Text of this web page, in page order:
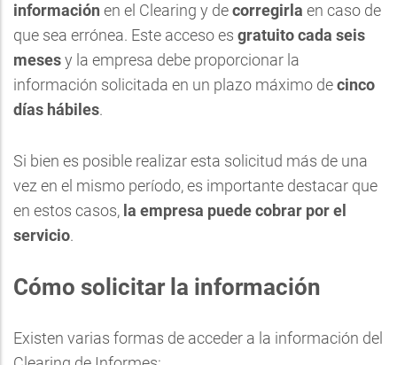
información en el Clearing y decorregirla en caso de
que sea errónea. Este acceso es gratuito cada seis
mesesy la empresa debe proporcionar la
información solicitada en un plazo máximo decinco
días hábiles.
Si bien es posible realizar esta solicitud más de una
vez en el mismo período, es importante destacar que
en estos casos, la empresa puede cobrar por el
servicio.
Cómo solicitar la información
Existen varias formas de acceder a la información del